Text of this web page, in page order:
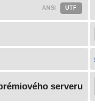
serveru